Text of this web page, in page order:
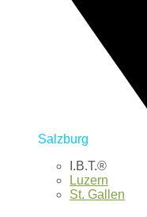
Salzburg
I.B.T.®
Luzern
St. Gallen